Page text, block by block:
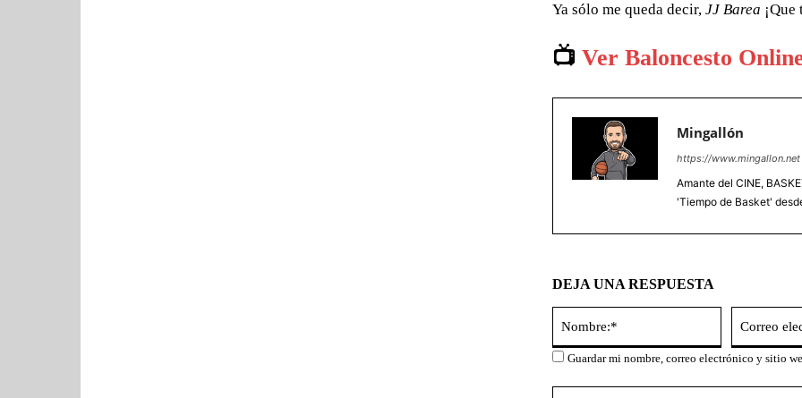
Ya sólo me queda decir, JJ Barea
📺Ver Baloncesto
Mingallón
https://www.mingallon.net
Amante del CINE,
'Tiempo de Basket'
DEJA UNA RESPUESTA
Guardar mi nombre, correo electrónico y sitio